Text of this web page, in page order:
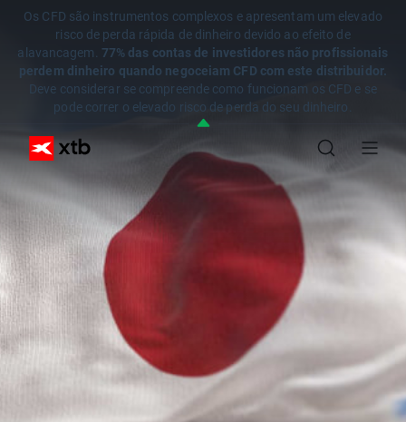
Os CFD são instrumentos complexos e apresentam um elevado
risco de perda rápida de dinheiro devido ao efeito de
alavancagem. 77% das contas de investidores não profissionais
perdem dinheiro quando negoceiam CFD com este distribuidor.
Deve considerar se compreende como funcionam os CFD e se
pode correr o elevado risco de perda do seu dinheiro.